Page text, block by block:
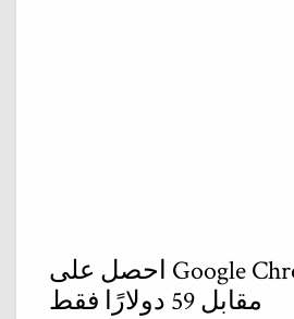
احصل على Google Chromecast Ultra
مقابل 59 دولارًا فقط